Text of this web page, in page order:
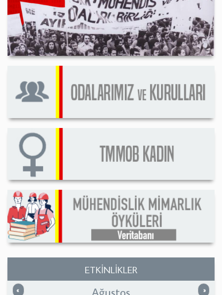
ETKİNLİKLER
« Önceki »